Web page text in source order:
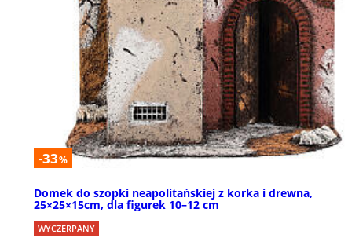
-33%
Domek do szopki neapolitańskiej z korka i drewna,
25×25×15cm, dla figurek 10–12 cm
WYCZERPANY